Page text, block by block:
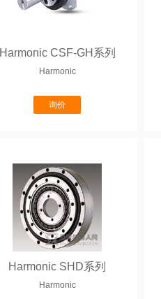
Harmonic CSF-GH系列
Harmonic
询价
Harmonic SHD系列
Harmonic